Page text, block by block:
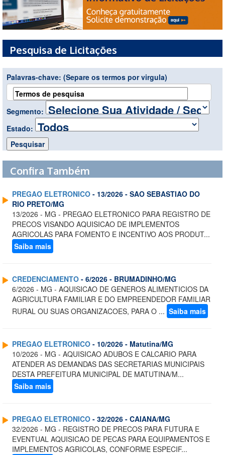
Pesquisa de Licitações
Palavras-chave: (Separe os termos por virgula)
Segmento:
Estado:
Confira Também
PREGAO ELETRONICO - 13/2026 - SAO SEBASTIAO DO
RIO PRETO/MG
13/2026 - MG - PREGAO ELETRONICO PARA REGISTRO DE
PRECOS VISANDO AQUISICAO DE IMPLEMENTOS
AGRICOLAS PARA FOMENTO E INCENTIVO AOS PRODUT...
Saiba mais
CREDENCIAMENTO - 6/2026 - BRUMADINHO/MG
6/2026 - MG - AQUISICAO DE GENEROS ALIMENTICIOS DA
AGRICULTURA FAMILIAR E DO EMPREENDEDOR FAMILIAR
RURAL OU SUAS ORGANIZACOES, PARA O ... Saiba mais
PREGAO ELETRONICO - 10/2026 - Matutina/MG
10/2026 - MG - AQUISICAO ADUBOS E CALCARIO PARA
ATENDER AS DEMANDAS DAS SECRETARIAS MUNICIPAIS
DESTA PREFEITURA MUNICIPAL DE MATUTINA/M...
Saiba mais
PREGAO ELETRONICO - 32/2026 - CAIANA/MG
32/2026 - MG - REGISTRO DE PRECOS PARA FUTURA E
EVENTUAL AQUISICAO DE PECAS PARA EQUIPAMENTOS E
IMPLEMENTOS AGRICOLAS, CONFORME ESPECIF...